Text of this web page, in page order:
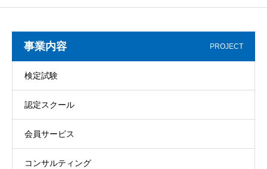
事業内容 PROJECT
検定試験
認定スクール
会員サービス
コンサルティング